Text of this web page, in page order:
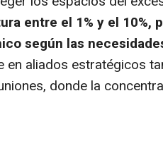
entre el 1% y el 10%,
según las
en aliados estratégicos
donde la